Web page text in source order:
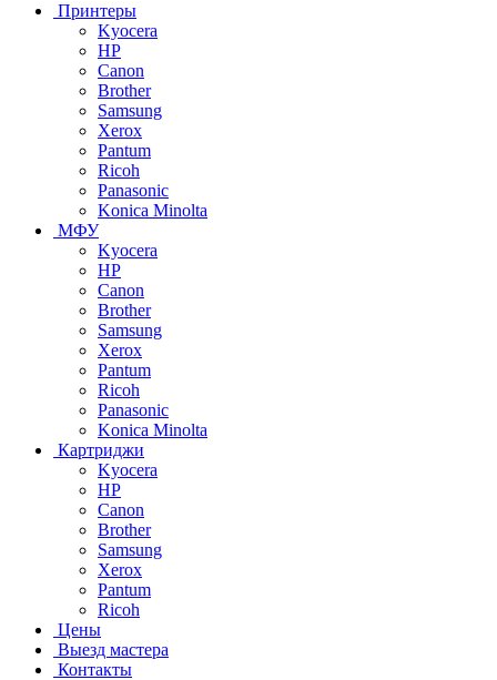
Принтеры
Kyocera
HP
Canon
Brother
Samsung
Xerox
Pantum
Ricoh
Panasonic
Konica Minolta
МФУ
Kyocera
HP
Canon
Brother
Samsung
Xerox
Pantum
Ricoh
Panasonic
Konica Minolta
Картриджи
Kyocera
HP
Canon
Brother
Samsung
Xerox
Pantum
Ricoh
Цены
Выезд мастера
Контакты